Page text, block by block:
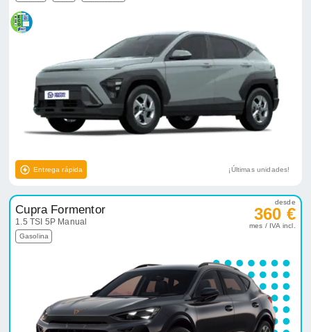
Entrega rápida ¡Últimas unidades!
Cupra Formentor
1.5 TSI 5P Manual
Gasolina
desde
360 €
mes / IVA incl.